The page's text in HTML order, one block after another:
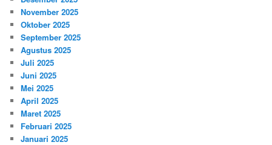
November 2025
Oktober 2025
September 2025
Agustus 2025
Juli 2025
Juni 2025
Mei 2025
April 2025
Maret 2025
Februari 2025
Januari 2025